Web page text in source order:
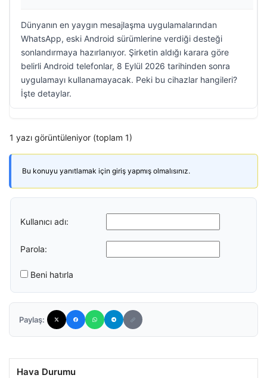
Dünyanın en yaygın mesajlaşma uygulamalarından
WhatsApp, eski Android sürümlerine verdiği desteği
sonlandırmaya hazırlanıyor. Şirketin aldığı karara göre
belirli Android telefonlar, 8 Eylül 2026 tarihinden sonra
uygulamayı kullanamayacak. Peki bu cihazlar hangileri?
İşte detaylar.
1 yazı görüntüleniyor (toplam 1)
Bu konuyu yanıtlamak için giriş yapmış olmalısınız.
Kullanıcı adı:
Parola:
Beni hatırla
Paylaş:
Hava Durumu